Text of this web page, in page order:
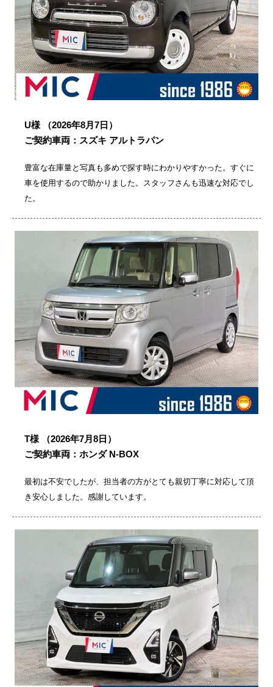
U様
（2026年8月7日）
ご契約車両：スズキ アルトラパン
豊富な在庫量と写真も多めで探す時にわかりやすかった。すぐに
車を使用するので助かりました。スタッフさんも迅速な対応でし
た。
T様
（2026年7月8日）
ご契約車両：ホンダ N-BOX
最初は不安でしたが、担当者の方がとても親切丁寧に対応して頂
き安心しました。感謝しています。